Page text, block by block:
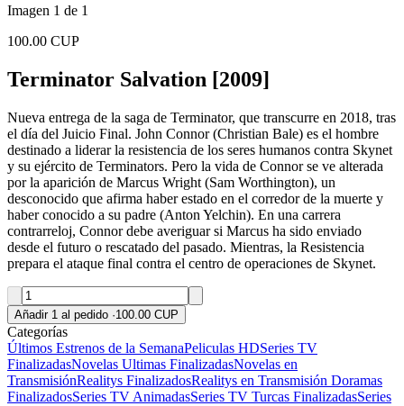
Imagen 1 de 1
100.00 CUP
Terminator Salvation [2009]
Nueva entrega de la saga de Terminator, que transcurre en 2018, tras
el día del Juicio Final. John Connor (Christian Bale) es el hombre
destinado a liderar la resistencia de los seres humanos contra Skynet
y su ejército de Terminators. Pero la vida de Connor se ve alterada
por la aparición de Marcus Wright (Sam Worthington), un
desconocido que afirma haber estado en el corredor de la muerte y
haber conocido a su padre (Anton Yelchin). En una carrera
contrarreloj, Connor debe averiguar si Marcus ha sido enviado
desde el futuro o rescatado del pasado. Mientras, la Resistencia
prepara el ataque final contra el centro de operaciones de Skynet.
Añadir 1 al pedido ·100.00 CUP
Categorías
Últimos Estrenos de la SemanaPeliculas HDSeries TV
FinalizadasNovelas Ultimas FinalizadasNovelas en
TransmisiónRealitys FinalizadosRealitys en Transmisión Doramas
FinalizadosSeries TV AnimadasSeries TV Turcas FinalizadasSeries